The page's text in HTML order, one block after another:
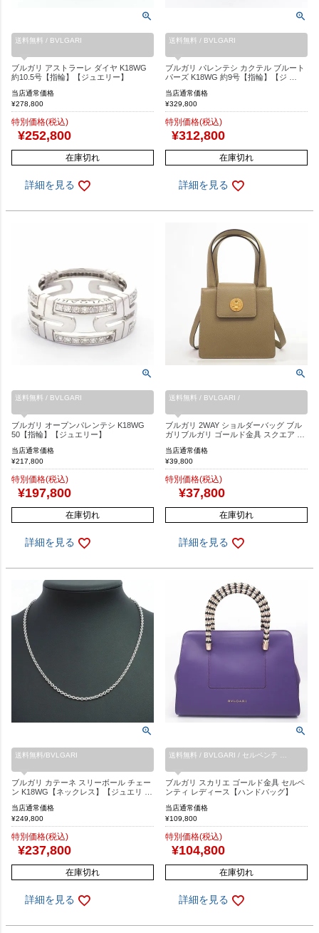
送料無料 / BVLGARI
ブルガリ アストラーレ ダイヤ K18WG
約10.5号【指輪】【ジュエリー】
当店通常価格
¥278,800
特別価格(税込)
¥252,800
在庫切れ
詳細を見る
送料無料 / BVLGARI
ブルガリ パレンテシ カクテル ブルート
パーズ K18WG 約9号【指輪】【ジ …
当店通常価格
¥329,800
特別価格(税込)
¥312,800
在庫切れ
詳細を見る
送料無料 / BVLGARI
ブルガリ オープンパレンテシ K18WG
50【指輪】【ジュエリー】
当店通常価格
¥217,800
特別価格(税込)
¥197,800
在庫切れ
詳細を見る
送料無料 / BVLGARI /
ブルガリ 2WAY ショルダーバッグ ブル
ガリブルガリ ゴールド金具 スクエア …
当店通常価格
¥39,800
特別価格(税込)
¥37,800
在庫切れ
詳細を見る
送料無料/BVLGARI
ブルガリ カテーネ スリーボール チェー
ン K18WG【ネックレス】【ジュエリ …
当店通常価格
¥249,800
特別価格(税込)
¥237,800
在庫切れ
詳細を見る
送料無料 / BVLGARI / セルペンテ …
ブルガリ スカリエ ゴールド金具 セルペ
ンティ レディース【ハンドバッグ】
当店通常価格
¥109,800
特別価格(税込)
¥104,800
在庫切れ
詳細を見る